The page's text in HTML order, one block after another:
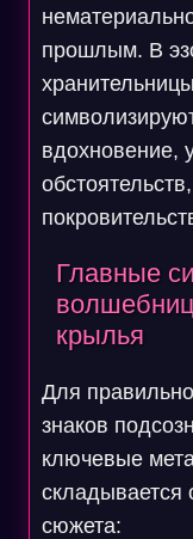
прошлым. В
вдохновение,
Главные
крылья
Для
знаков
ключевые
складывается
сюжета: